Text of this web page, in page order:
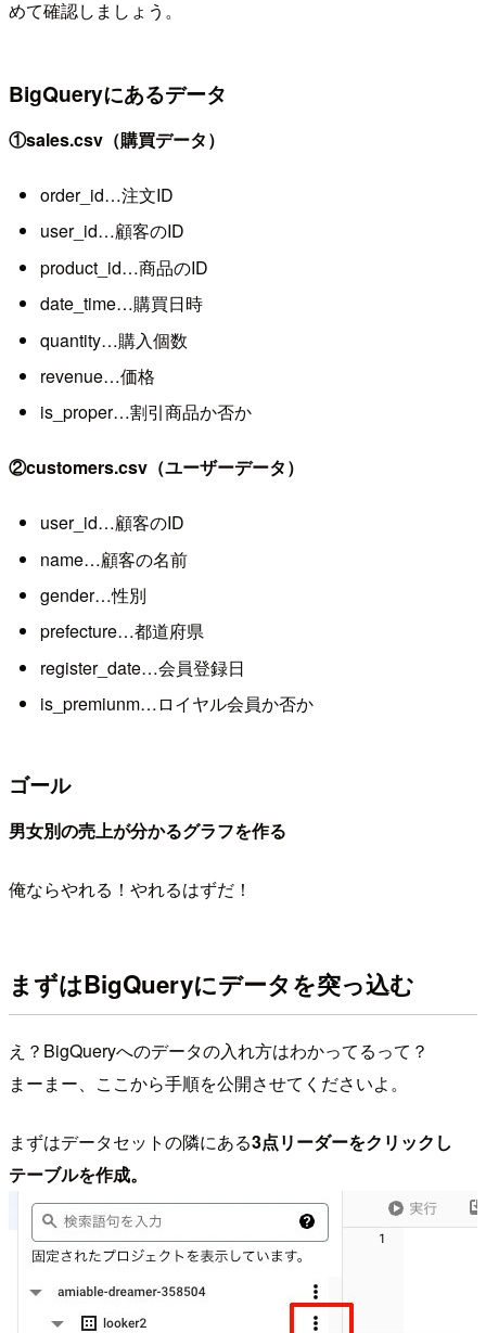
めて確認しましょう。
BigQueryにあるデータ
①sales.csv（購買データ）
order_id…注文ID
user_id…顧客のID
product_id…商品のID
date_time…購買日時
quantity…購入個数
revenue…価格
is_proper…割引商品か否か
②customers.csv（ユーザーデータ）
user_id…顧客のID
name…顧客の名前
gender…性別
prefecture…都道府県
register_date…会員登録日
is_premiunm…ロイヤル会員か否か
ゴール
男女別の売上が分かるグラフを作る
俺ならやれる！やれるはずだ！
まずはBigQueryにデータを突っ込む
え？BigQueryへのデータの入れ方はわかってるって？
まーまー、ここから手順を公開させてくださいよ。
まずはデータセットの隣にある3点リーダーをクリックし
テーブルを作成。